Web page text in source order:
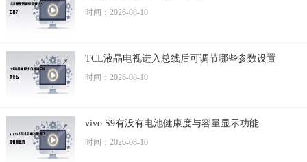
时间：2026-08-10
TCL液晶电视进入总线后可调节哪些参数设置
时间：2026-08-10
vivo S9有没有电池健康度与容量显示功能
时间：2026-08-10